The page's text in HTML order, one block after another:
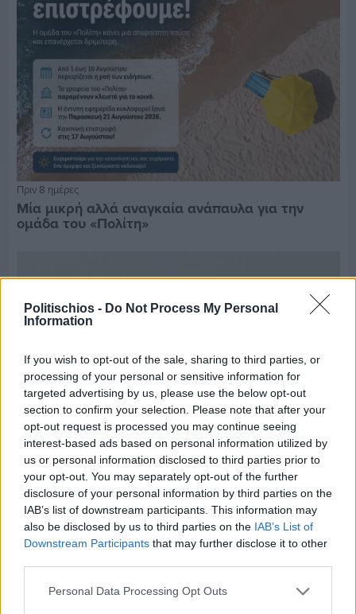
Politischios - Do Not Process My Personal
Information
If you wish to opt-out of the sale, sharing to third parties, or
processing of your personal or sensitive information for
targeted advertising by us, please use the below opt-out
section to confirm your selection. Please note that after your
opt-out request is processed you may continue seeing
interest-based ads based on personal information utilized by
us or personal information disclosed to third parties prior to
your opt-out. You may separately opt-out of the further
disclosure of your personal information by third parties on the
IAB’s list of downstream participants. This information may
also be disclosed by us to third parties on the IAB’s List of
Downstream Participants that may further disclose it to other
Personal Data Processing Opt Outs
Πριν 8 ημέρες
Μία μικρή αλλά αναγκαία ανάπαυλα για την
ομάδα του «Πολίτη»
Πριν 8 ημέρες
Τρίτος στη σφαιροβολία στη διεθνή συνάντηση
Ελλάδας–Κύπρου Κ18 ο Δημήτρης Τέλλιος